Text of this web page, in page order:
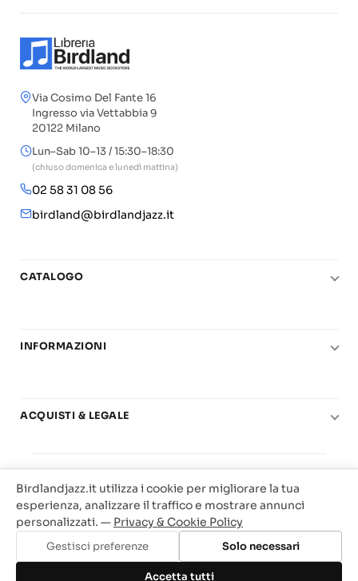
Aggiungi al carrello
Via Cosimo Del Fante 16
Ingresso via Vettabbia 9
20122 Milano
Lun–Sab 10–13 / 15:30–18:30
(chiuso domenica e lunedì mattina)
02 58 31 08 56
birdland@birdlandjazz.it
CATALOGO
Chitarra
Basi play-along
Offerte
INFORMAZIONI
Carta del Docente
ACQUISTI & LEGALE
Privacy & Cookie
Traccia il tuo ordine
Birdland Milano. P.Iva 12093700156
Web Agency Milano
Birdlandjazz.it utilizza i cookie per migliorare la tua
esperienza, analizzare il traffico e mostrare annunci
personalizzati. — Privacy & Cookie Policy
Gestisci preferenze Solo necessari
Accetta tutti